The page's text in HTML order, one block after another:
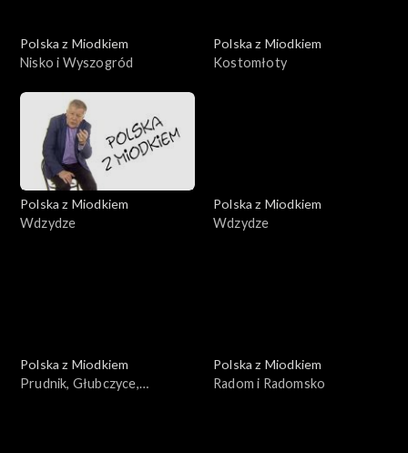
Polska z Miodkiem
Nisko i Wyszogród
Polska z Miodkiem
Kostomłoty
Polska z Miodkiem
Wdzydze
Polska z Miodkiem
Wdzydze
Polska z Miodkiem
Prudnik, Głubczyce,
Polska z Miodkiem
Radom i Radomsko